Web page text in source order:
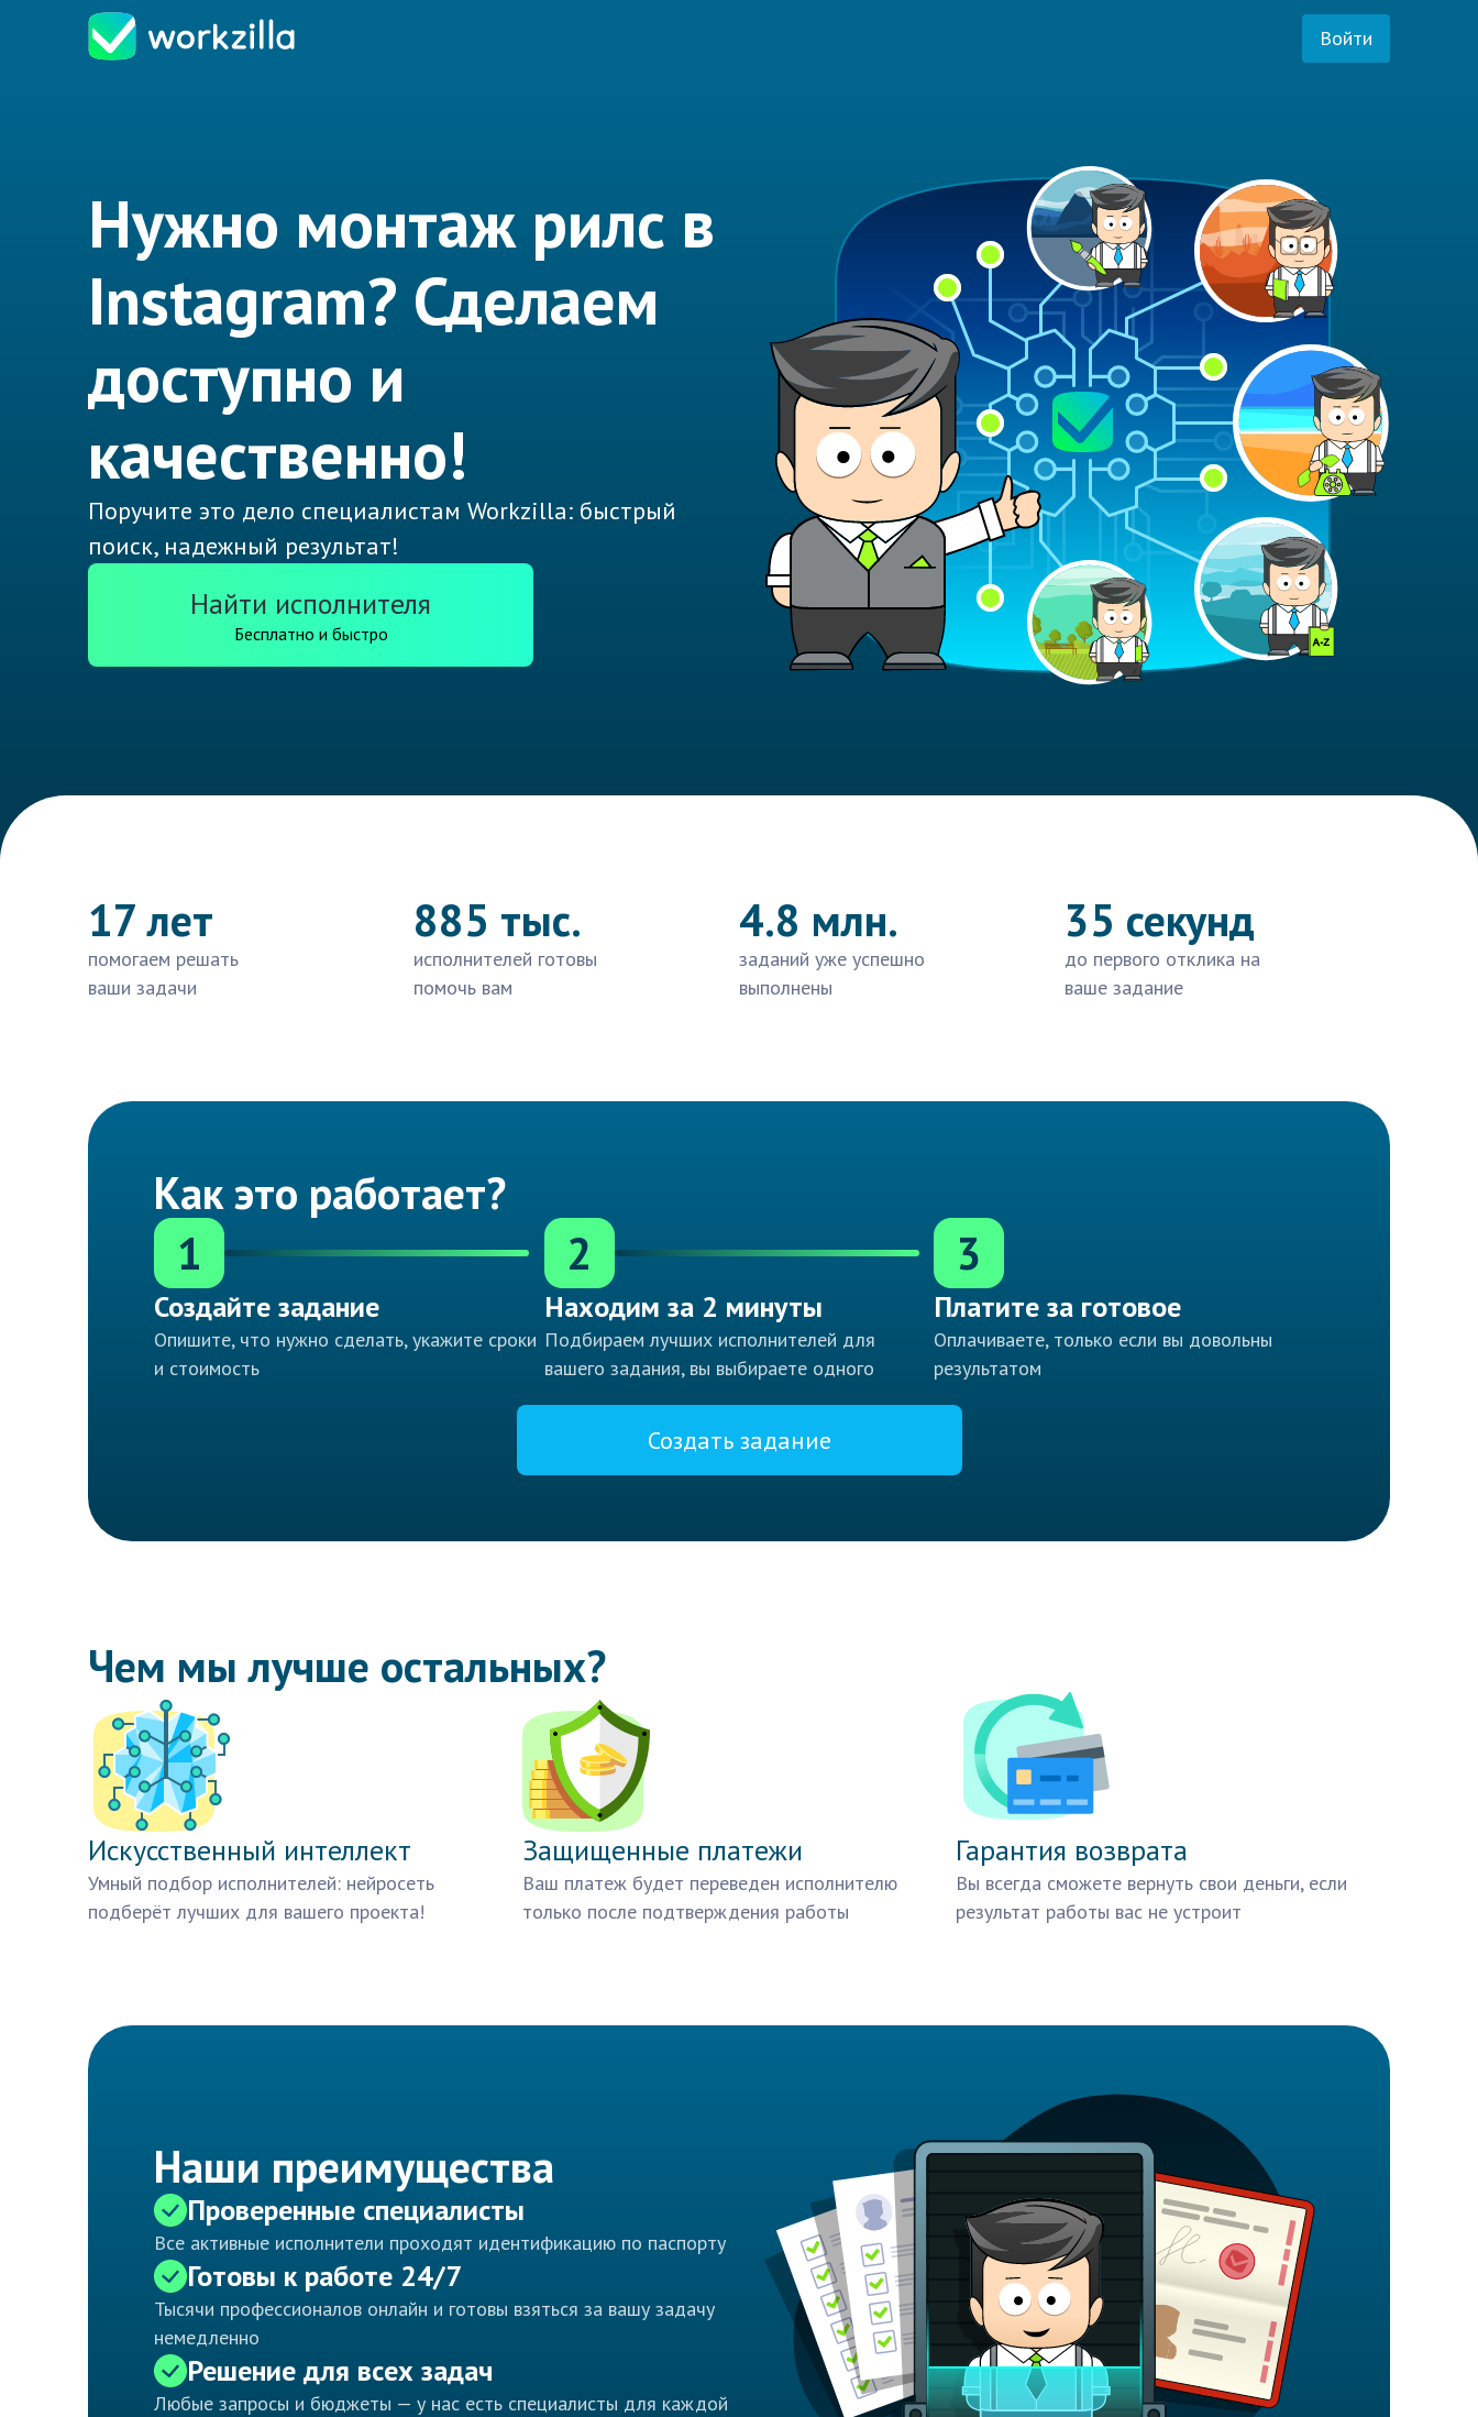
Войти
Нужно монтаж рилс в
Instagram? Сделаем
доступно и
качественно!
Поручите это дело специалистам Workzilla: быстрый
поиск, надежный результат!
Найти исполнителя
Бесплатно и быстро
17 лет
помогаем решать
ваши задачи
885 тыс.
исполнителей готовы
помочь вам
4.8 млн.
заданий уже успешно
выполнены
35 секунд
до первого отклика на
ваше задание
Как это работает?
1
Создайте задание
Опишите, что нужно сделать, укажите сроки
и стоимость
2
Находим за 2 минуты
Подбираем лучших исполнителей для
вашего задания, вы выбираете одного
3
Платите за готовое
Оплачиваете, только если вы довольны
результатом
Создать задание
Чем мы лучше остальных?
Искусственный интеллект
Умный подбор исполнителей: нейросеть
подберёт лучших для вашего проекта!
Защищенные платежи
Ваш платеж будет переведен исполнителю
только после подтверждения работы
Гарантия возврата
Вы всегда сможете вернуть свои деньги, если
результат работы вас не устроит
Наши преимущества
Проверенные специалисты
Все активные исполнители проходят идентификацию по паспорту
Готовы к работе 24/7
Тысячи профессионалов онлайн и готовы взяться за вашу задачу
немедленно
Решение для всех задач
Любые запросы и бюджеты — у нас есть специалисты для каждой